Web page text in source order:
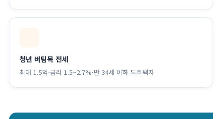
청년 버팀목 전세
최대 1.5억·금리 1.5~2.7%·만 34세 이하 무주택자